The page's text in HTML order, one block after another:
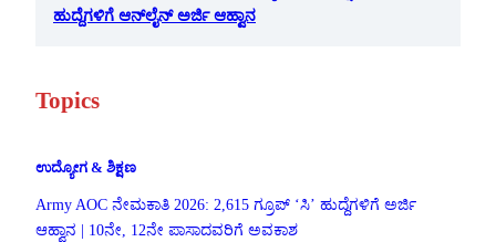
ಹುದ್ದೆಗಳಿಗೆ ಆನ್‌ಲೈನ್ ಅರ್ಜಿ ಆಹ್ವಾನ
Topics
ಉದ್ಯೋಗ & ಶಿಕ್ಷಣ
Army AOC ನೇಮಕಾತಿ 2026: 2,615 ಗ್ರೂಪ್ ‘ಸಿ’ ಹುದ್ದೆಗಳಿಗೆ ಅರ್ಜಿ
ಆಹ್ವಾನ | 10ನೇ, 12ನೇ ಪಾಸಾದವರಿಗೆ ಅವಕಾಶ